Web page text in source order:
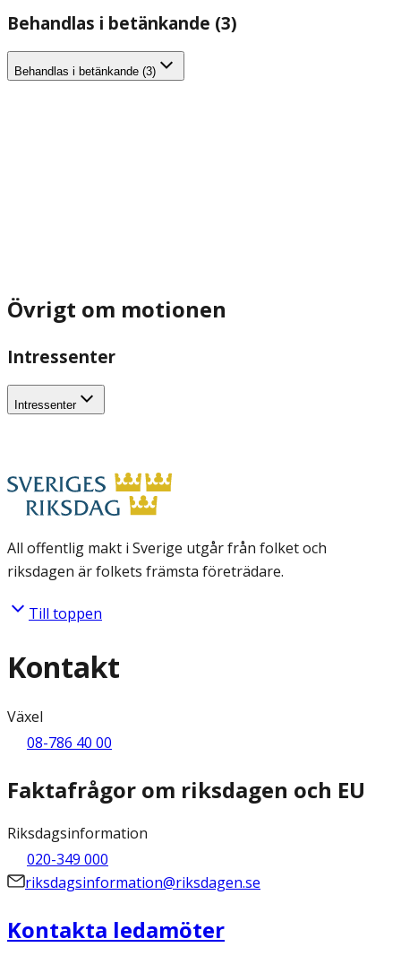
Behandlas i betänkande (3)
Behandlas i betänkande (3)
Övrigt om motionen
Intressenter
Intressenter
All offentlig makt i Sverige utgår från folket och
riksdagen är folkets främsta företrädare.
Till toppen
Kontakt
Växel
08-786 40 00
Faktafrågor om riksdagen och EU
Riksdagsinformation
020-349 000
riksdagsinformation@riksdagen.se
Kontakta ledamöter